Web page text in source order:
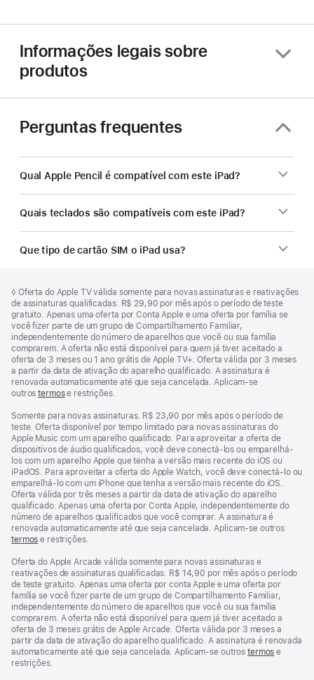
Informações legais sobre
produtos
Perguntas frequentes
Qual Apple Pencil é compatível com este iPad?
Quais teclados são compatíveis com este iPad?
Que tipo de cartão SIM o iPad usa?
de
rodapé
Nota
de
rodapé
◊ Oferta do Apple TV válida somente para novas assinaturas e reativações
de assinaturas qualificadas. R$ 29,90 por mês após o período de teste
gratuito. Apenas uma oferta por Conta Apple e uma oferta por família se
você fizer parte de um grupo de Compartilhamento Familiar,
independentemente do número de aparelhos que você ou sua família
comprarem. A oferta não está disponível para quem já tiver aceitado a
oferta de 3 meses ou 1 ano grátis de Apple TV+. Oferta válida por 3 meses
a partir da data de ativação do aparelho qualificado. A assinatura é
renovada automaticamente até que seja cancelada. Aplicam-se
outrostermose restrições.
Somente para novas assinaturas. R$ 23,90 por mês após o período de
teste. Oferta disponível por tempo limitado para novas assinaturas do
Apple Music com um aparelho qualificado. Para aproveitar a oferta de
dispositivos de áudio qualificados, você deve conectá-los ou emparelhá-
los com um aparelho Apple que tenha a versão mais recente do iOS ou
iPadOS. Para aproveitar a oferta do Apple Watch, você deve conectá-lo ou
emparelhá-lo com um iPhone que tenha a versão mais recente do iOS.
Oferta válida por três meses a partir da data de ativação do aparelho
qualificado. Apenas uma oferta por Conta Apple, independentemente do
número de aparelhos qualificados que você comprar. A assinatura é
renovada automaticamente até que seja cancelada. Aplicam-se outros
termos e restrições.
Oferta do Apple Arcade válida somente para novas assinaturas e
reativações de assinaturas qualificadas. R$ 14,90 por mês após o período
de teste gratuito. Apenas uma oferta por conta Apple e uma oferta por
família se você fizer parte de um grupo de Compartilhamento Familiar,
independentemente do número de aparelhos que você ou sua família
comprarem. A oferta não está disponível para quem já tiver aceitado a
oferta de 3 meses grátis de Apple Arcade. Oferta válida por 3 meses a
partir da data de ativação do aparelho qualificado. A assinatura é renovada
automaticamente até que seja cancelada. Aplicam-se outrostermos e
restrições.